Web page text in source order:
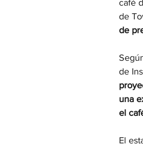
café
de
de
de
una
el
El